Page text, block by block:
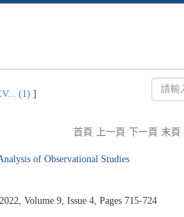
(1) ]
首頁 上一頁 下一頁 末頁
of Observational Studies
Volume 9, Issue 4, Pages 715-724